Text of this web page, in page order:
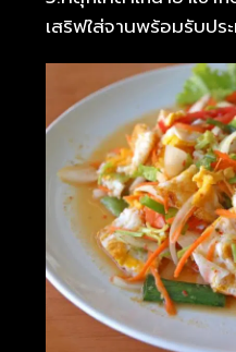
เสริฟใส่จานพร้อมรับปร